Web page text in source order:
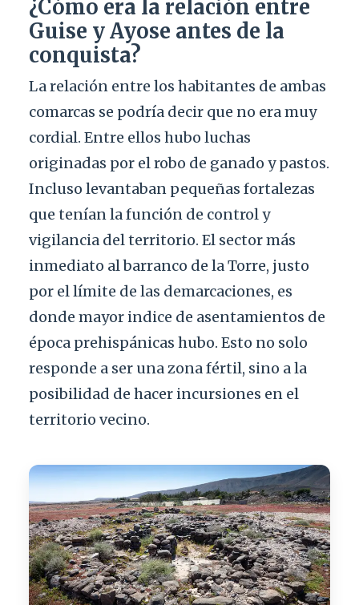
¿Cómo era la relación entre
Guise y Ayose antes de la
conquista?
La relación entre los habitantes de ambas
comarcas se podría decir que no era muy
cordial. Entre ellos hubo luchas
originadas por el robo de ganado y pastos.
Incluso levantaban pequeñas fortalezas
que tenían la función de control y
vigilancia del territorio. El sector más
inmediato al barranco de la Torre, justo
por el límite de las demarcaciones, es
donde mayor indice de asentamientos de
época prehispánicas hubo. Esto no solo
responde a ser una zona fértil, sino a la
posibilidad de hacer incursiones en el
territorio vecino.